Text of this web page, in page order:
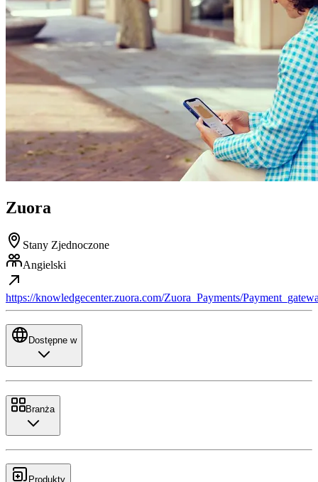
Zuora
Stany Zjednoczone
Angielski
https://knowledgecenter.zuora.com/Zuora_Payments/
Dostępne w
Branża
Produkty